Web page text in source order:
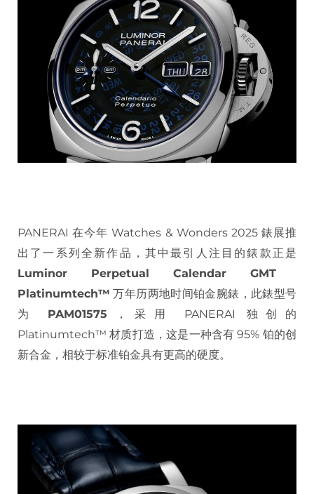
PANERAI 在今年 Watches & Wonders 2025 錶展推
出了一系列全新作品，其中最引人注目的錶款正是
Luminor Perpetual Calendar GMT
Platinumtech™ 万年历两地时间铂金腕錶，此錶型号
为 PAM01575 ，采用 PANERAI 独创的
Platinumtech™ 材质打造，这是一种含有 95% 铂的创
新合金，相较于标准铂金具有更高的硬度。